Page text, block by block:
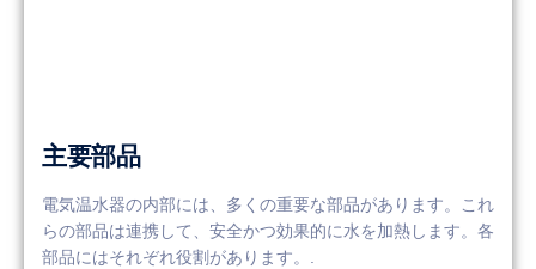
主要部品
電気温水器の内部には、多くの重要な部品があります。これ
らの部品は連携して、安全かつ効果的に水を加熱します。各
部品にはそれぞれ役割があります。.